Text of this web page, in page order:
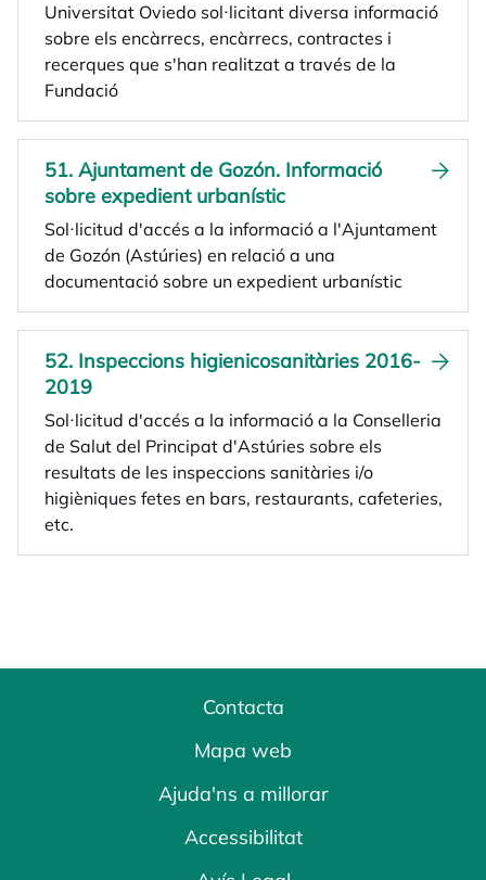
Universitat Oviedo sol·licitant diversa informació
sobre els encàrrecs, encàrrecs, contractes i
recerques que s'han realitzat a través de la
Fundació
51. Ajuntament de Gozón. Informació
sobre expedient urbanístic
Sol·licitud d'accés a la informació a l'Ajuntament
de Gozón (Astúries) en relació a una
documentació sobre un expedient urbanístic
52. Inspeccions higienicosanitàries 2016-
2019
Sol·licitud d'accés a la informació a la Conselleria
de Salut del Principat d'Astúries sobre els
resultats de les inspeccions sanitàries i/o
higièniques fetes en bars, restaurants, cafeteries,
etc.
Contacta
Mapa web
Ajuda'ns a millorar
Accessibilitat